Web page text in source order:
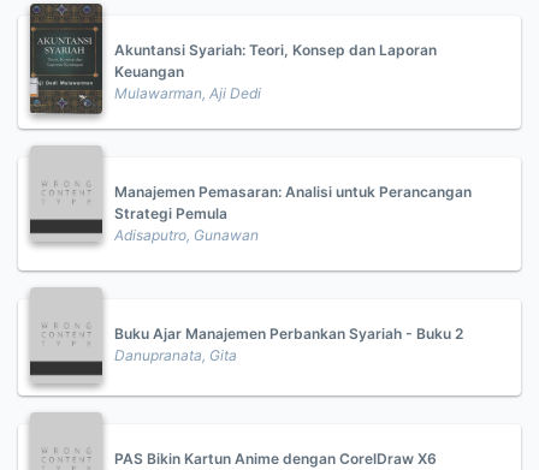
Akuntansi Syariah: Teori, Konsep dan Laporan
Keuangan
Mulawarman, Aji Dedi
Manajemen Pemasaran: Analisi untuk Perancangan
Strategi Pemula
Adisaputro, Gunawan
Buku Ajar Manajemen Perbankan Syariah - Buku 2
Danupranata, Gita
PAS Bikin Kartun Anime dengan CorelDraw X6